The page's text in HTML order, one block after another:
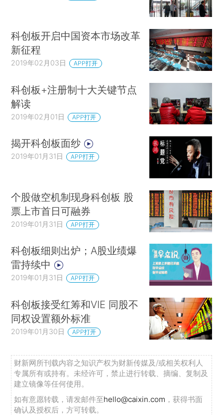
科创板开启中国资本市场改革
新征程
2019年02月03日 APP打开
科创板+注册制十大关键节点
解读
2019年02月01日 APP打开
揭开科创板面纱
2019年01月31日 APP打开
个股做空机制现身科创板 股
票上市首日可融券
2019年01月31日 APP打开
科创板细则出炉；A股业绩爆
雷持续中
2019年01月31日 APP打开
科创板接受红筹和VIE 同股不
同权设置额外标准
2019年01月30日 APP打开
财新网所刊载内容之知识产权为财新传媒及/或相关权利人
专属所有或持有。未经许可，禁止进行转载、摘编、复制及
建立镜像等任何使用。
如有意愿转载，请发邮件至hello@caixin.com ，获得书面
确认及授权后，方可转载。